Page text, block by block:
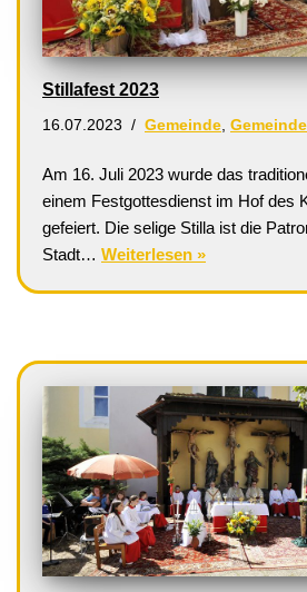
Stillafest 2023
16.07.2023 Gemeinde,
Am 16. Juli 2023 wurde das
einem Festgottesdienst im Hof des
gefeiert. Die selige Stilla ist die
Stadt… Weiterlesen »